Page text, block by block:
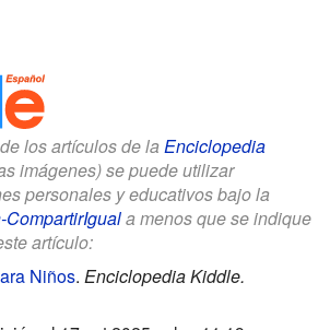
los artículos de la Enciclopedia
imágenes) se puede utilizar
personales y educativos bajo la
CompartirIguala menos que se indique
artículo:
Niños. Enciclopedia Kiddle.